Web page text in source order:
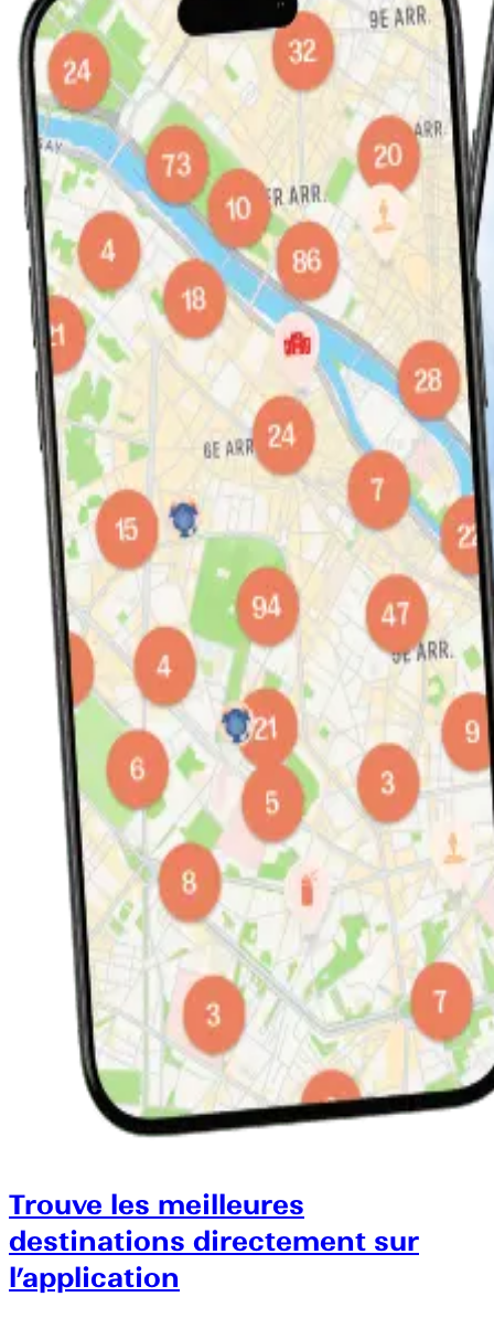
Trouve les meilleures
destinations directement sur
l’application